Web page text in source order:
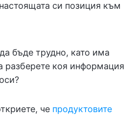
си позиция към
бъде трудно, като има
разберете коя информация
че продуктовите